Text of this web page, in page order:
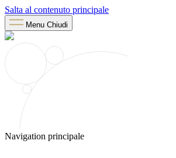
Salta al contenuto principale
Menu Chiudi
Navigation principale